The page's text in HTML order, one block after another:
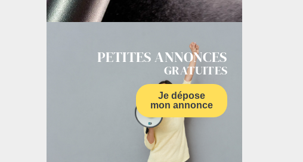
PETITES ANNONCES
GRATUITES
Je dépose
mon annonce